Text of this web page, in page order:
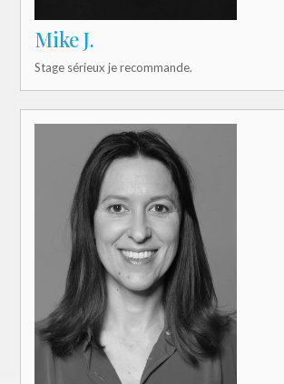
Mike J.
Stage sérieux je recommande.